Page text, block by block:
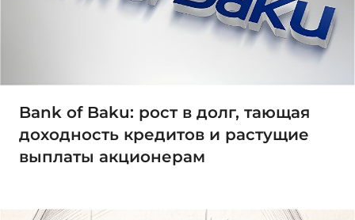
Bank of Baku: рост в долг, тающая
доходность кредитов и растущие
выплаты акционерам